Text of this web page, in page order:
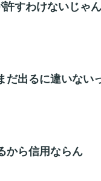
すわけないじゃん
だ出るに違いない
から信用ならん